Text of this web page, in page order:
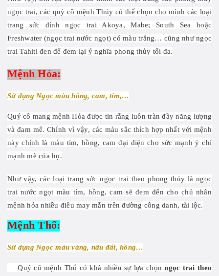
ngọc trai, các quý cô mệnh Thủy có thể chọn cho mình các loại
trang sức đính ngọc trai Akoya, Mabe; South Sea hoặc
Freshwater (ngọc trai nước ngọt) có màu trắng… cũng như ngọc
trai Tahiti đen để đem lại ý nghĩa phong thủy tối đa.
Mệnh Hỏa:
Sử dụng Ngọc màu hồng, cam, tím,…
Quý cô mang mệnh Hỏa được tin rằng luôn tràn đầy năng lượng
và đam mê. Chính vì vậy, các màu sắc thích hợp nhất với mệnh
này chính là màu tím, hồng, cam đại diện cho sức mạnh ý chí
mạnh mẽ của họ.
Như vậy, các loại trang sức ngọc trai theo phong thủy là ngọc
trai nước ngọt màu tím, hồng, cam sẽ đem đến cho chủ nhân
mệnh hỏa nhiều điều may mắn trên đường công danh, tài lộc.
Mệnh Thổ:
Sử dụng Ngọc màu vàng, nâu đất, hồng…
Quý cô mệnh Thổ có khá nhiều sự lựa chọnngọc trai theo